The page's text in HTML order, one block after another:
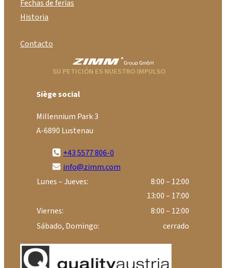
Fechas de ferias
Historia
Contacto
SU PETICIÓN ES NUESTRO IMPULSO
Siège social
Millennium Park 3
A-6890 Lustenau
+43 5577 806-0
info@zimm.com
Lunes – Jueves:
8:00 – 12:00
13:00 – 17:00
Viernes:
8:00 – 12:00
Sábado, Domingo:
cerrado